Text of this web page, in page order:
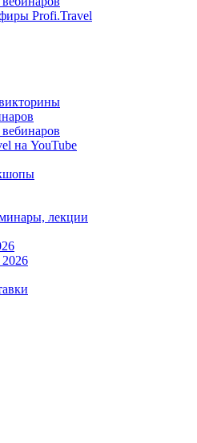
Profi.Travel
на YouTube
лекции